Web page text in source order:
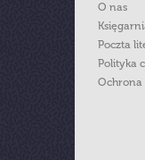
O nas
Poczta
Polityka
Ochrona